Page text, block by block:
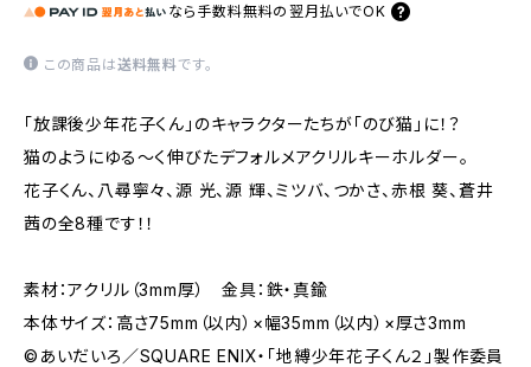
なら 手数料無料の 翌月払いでOK
この商品は送料無料です。
「放課後少年花子くん」のキャラクターたちが「のび猫」に！？
猫のようにゆる〜く伸びたデフォルメアクリルキーホルダー。
花子くん、八尋寧々、源 光、源 輝、ミツバ、つかさ、赤根 葵、蒼井
茜の全8種です！！
素材：アクリル（3mm厚） 金具：鉄・真鍮
本体サイズ：高さ75mm（以内）×幅35mm（以内）×厚さ3mm
©︎あいだいろ／SQUARE ENIX・「地縛少年花子くん２」製作委員